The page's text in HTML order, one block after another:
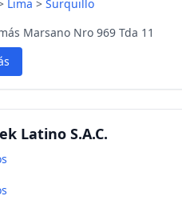
Lima > Surquillo
Marsano Nro 969 Tda 11
Latino S.A.C.